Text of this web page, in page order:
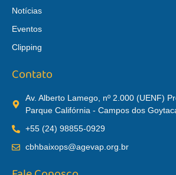
Notícias
Eventos
Clipping
Contato
Av. Alberto Lamego, nº 2.000 (UENF)
Parque Califórnia - Campos dos
+55 (24) 98855-0929
cbhbaixops@agevap.org.br